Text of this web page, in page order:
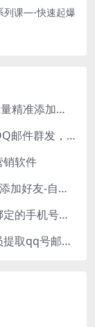
列课—-快速起爆
虎妞微信自动加好友导入手机号码批量精准添加客户售营销软件微商工具
伯勒邮件群发机破解版-邮件群发，QQ邮件群发，邮件群发软件，伯乐邮件群发工具，邮件群发器
销软件
虎妞QQ营销软件-批量登录QQ挂机-添加好友-自动加群-群发消息-临时会话
虎妞QQ号归属地批量查询指定QQ绑定的手机号软件
不加群提取QQ群成员软件QQ群成员提取qq号邮箱软件